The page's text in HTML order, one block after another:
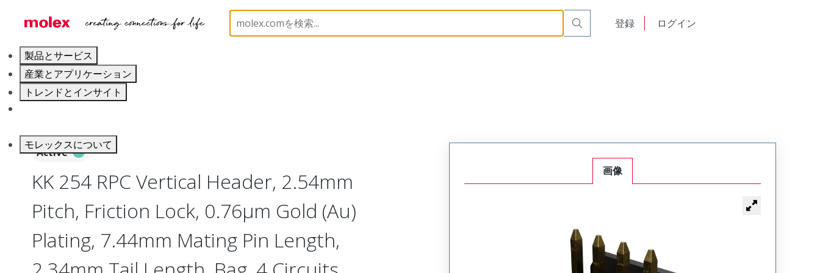
登録 ログイン
製品とサービス
産業とアプリケーション
トレンドとインサイト
モレックスについて
PCB / Wire Connectors PCB Headers and Receptacles 171856 1718562004
Active
KK 254 RPC Vertical Header, 2.54mm
Pitch, Friction Lock, 0.76µm Gold (Au)
Plating, 7.44mm Mating Pin Length,
画像